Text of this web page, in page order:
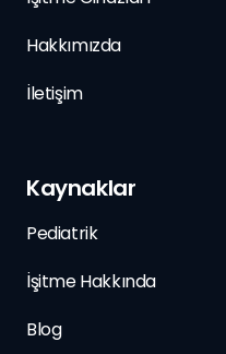
Hakkımızda
İletişim
Kaynaklar
Pediatrik
İşitme Hakkında
Blog